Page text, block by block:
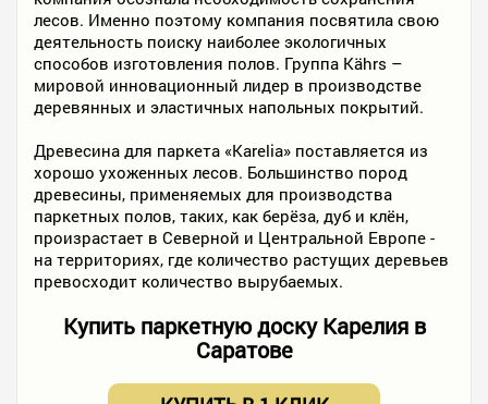
лесов. Именно поэтому компания посвятила свою
деятельность поиску наиболее экологичных
способов изготовления полов. Группа Kährs –
мировой инновационный лидер в производстве
деревянных и эластичных напольных покрытий.
Древесина для паркета «Karelia» поставляется из
хорошо ухоженных лесов. Большинство пород
древесины, применяемых для производства
паркетных полов, таких, как берёза, дуб и клён,
произрастает в Северной и Центральной Европе -
на территориях, где количество растущих деревьев
превосходит количество вырубаемых.
Купить паркетную доску Карелия в
Саратове